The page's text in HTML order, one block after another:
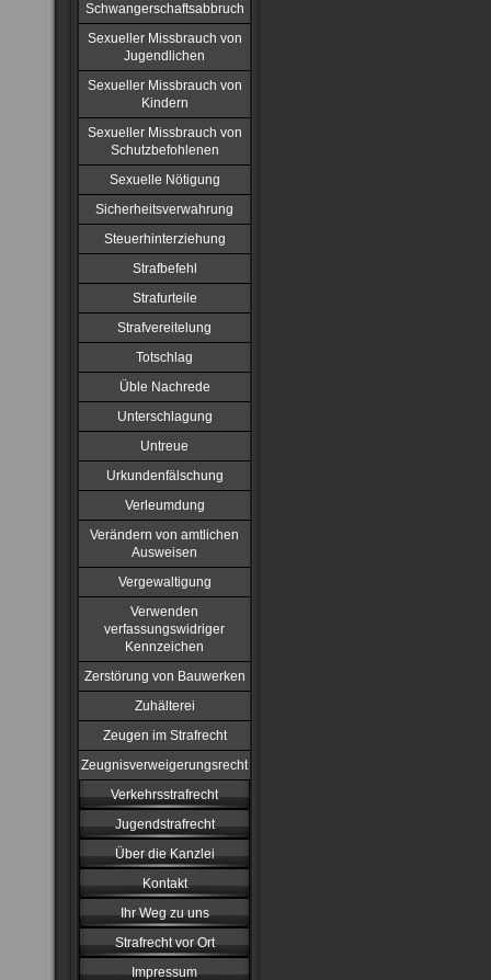
Schwangerschaftsabbruch
Sexueller Missbrauch von
Jugendlichen
Sexueller Missbrauch von
Kindern
Sexueller Missbrauch von
Schutzbefohlenen
Sexuelle Nötigung
Sicherheitsverwahrung
Steuerhinterziehung
Strafbefehl
Strafurteile
Strafvereitelung
Totschlag
Üble Nachrede
Unterschlagung
Untreue
Urkundenfälschung
Verleumdung
Verändern von amtlichen
Ausweisen
Vergewaltigung
Verwenden
verfassungswidriger
Kennzeichen
Zerstörung von Bauwerken
Zuhälterei
Zeugen im Strafrecht
Zeugnisverweigerungsrecht
Verkehrsstrafrecht
Jugendstrafrecht
Über die Kanzlei
Kontakt
Ihr Weg zu uns
Strafrecht vor Ort
Impressum